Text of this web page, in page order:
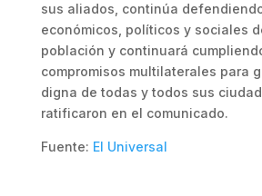
sus aliados, continúa
económicos, políticos y sociales
población y continuará
compromisos multilaterales para
digna de todas y todos sus
ratificaron en el comunicado.
Fuente: El Universal